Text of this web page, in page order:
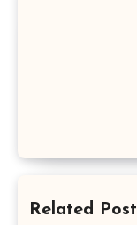
Related Post